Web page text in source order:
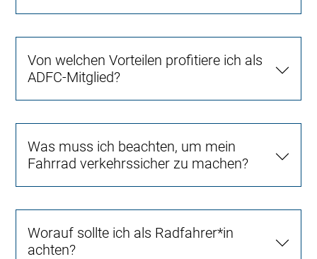
Von welchen Vorteilen profitiere ich als
ADFC-Mitglied?
Was muss ich beachten, um mein
Fahrrad verkehrssicher zu machen?
Worauf sollte ich als Radfahrer*in
achten?